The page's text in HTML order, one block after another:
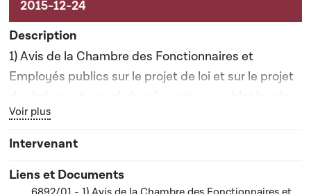
1) Avis de la Chambre des Fonctionnaires et
Employés publics sur le projet de loi et sur le projet
de règlement grand-ducal ayant pour objet la mise
en oeuvre de certaines dispositions du Plan
d'égalité des femmes et des hommes 2015-2018 et
modifié du 31 mars 1996 portant création d'un
Bouton graphique servant à afficher ou cacher tous les
Voir plus